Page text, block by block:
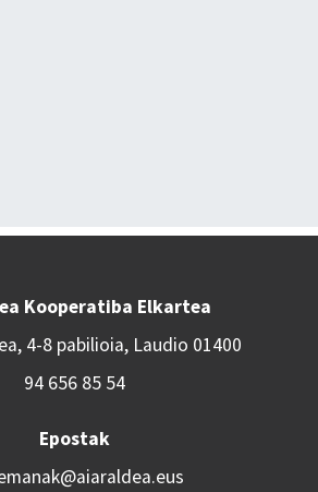
Kooperatiba Elkartea
4-8 pabilioia, Laudio 01400
94 656 85 54
Epostak